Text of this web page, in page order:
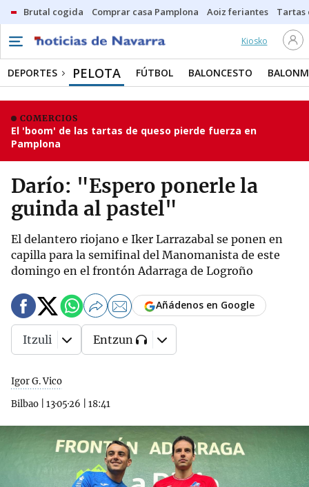
Brutal cogida Comprar casa Pamplona Aoiz feriantes Tartas
Kiosko
DEPORTES PELOTA FÚTBOL BALONCESTO
COMERCIOS
El 'boom' de las tartas de queso pierde fuerza en
Pamplona
Darío: "Espero ponerle la
guinda al pastel"
El delantero riojano e Iker Larrazabal se ponen en
capilla para la semifinal del Manomanista de este
domingo en el frontón Adarraga de Logroño
Igor G. Vico
Bilbao
13·05·26 18:41
Añádenos en Google
Itzuli Entzun